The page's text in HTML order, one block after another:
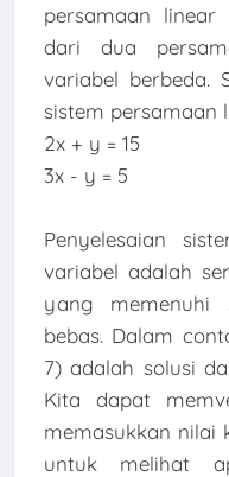
persamaan
dari dua
variabel berbeda.
sistem persamaan
2x + y = 15
3x - y = 5
Penyelesaian
variabel adalah
yang memenuhi
bebas. Dalam
7) adalah solusi
Kita dapat
memasukkan nilai
untuk melihat